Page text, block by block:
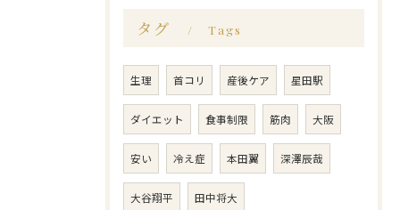
タグ Tags
生理 首コリ 産後ケア 星田駅
ダイエット 食事制限 筋肉 大阪
安い 冷え症 本田翼 深澤辰哉
大谷翔平 田中将大